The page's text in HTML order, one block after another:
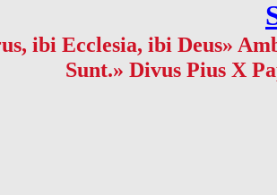
ibi Ecclesia, ibi Deus»
Sunt.» Divus Pius X